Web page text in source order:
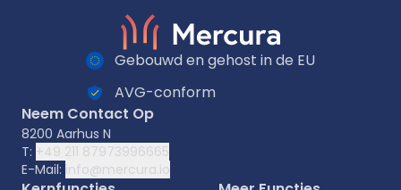
Gebouwd en gehost in de EU
AVG-conform
Neem Contact Op
8200 Aarhus N
T: +49 211 87973996665
E-Mail: info@mercura.io